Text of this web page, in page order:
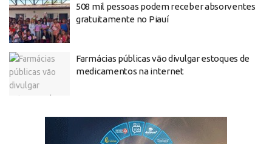
508 mil pessoas podem receber absorventes
gratuitamente no Piauí
Farmácias públicas vão divulgar estoques de
medicamentos na internet